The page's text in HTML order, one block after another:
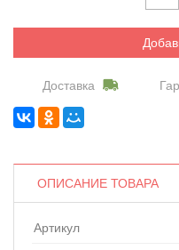
Доставка
ОПИСАНИЕ ТОВАРА
Артикул